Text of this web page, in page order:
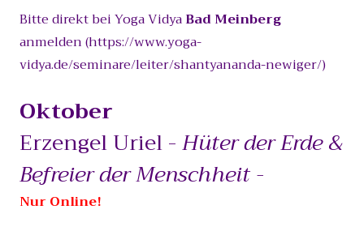
Bitte direkt bei Yoga VidyaBad Meinberg
anmelden (https://www.yoga-
vidya.de/seminare/leiter/shantyananda-newiger/)
Oktober
Erzengel Uriel -Hüter der Erde &
Befreier der Menschheit -
Nur Online!